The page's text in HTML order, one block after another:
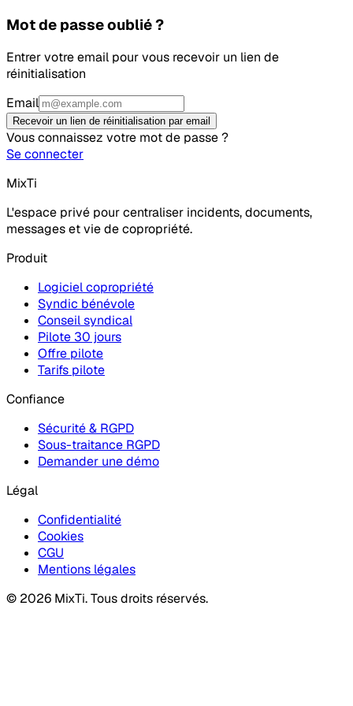
Mot de passe oublié ?
Entrer votre email pour vous recevoir un lien de
réinitialisation
Email
Recevoir un lien de réinitialisation par email
Vous connaissez votre mot de passe ?
Se connecter
MixTi
L'espace privé pour centraliser incidents, documents,
messages et vie de copropriété.
Produit
Logiciel copropriété
Syndic bénévole
Conseil syndical
Pilote 30 jours
Offre pilote
Tarifs pilote
Confiance
Sécurité & RGPD
Sous-traitance RGPD
Demander une démo
Légal
Confidentialité
Cookies
CGU
Mentions légales
© 2026 MixTi. Tous droits réservés.